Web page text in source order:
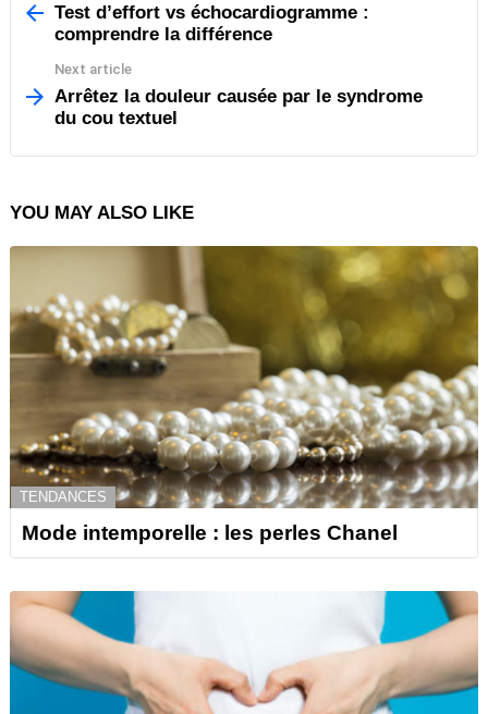
moreTest d’effort vs échocardiogramme :
comprendre la différence
Next article
Arrêtez la douleur causée par le syndrome
du cou textuel
YOU MAY ALSO LIKE
TENDANCES
Mode intemporelle : les perles Chanel